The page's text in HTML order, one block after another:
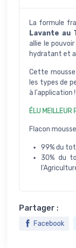
La formule
Lavante au
allie le
hydratant et
Cette
les types de
à l'application !
ÉLU
Flacon
99% du
30% du
Partager :
Facebook